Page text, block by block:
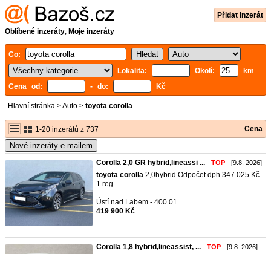
Přidat inzerát
Oblíbené inzeráty, Moje inzeráty
Co:
Lokalita:
Okolí:
km
Cena od:
- do: Kč
Hlavní stránka >Auto > toyota corolla
1-20 inzerátů z 737 Cena
Nové inzeráty e-mailem
Corolla 2,0 GR hybrid,lineassi ... - TOP - [9.8. 2026]
toyota corolla 2,0hybrid Odpočet dph 347 025 Kč
1.reg ...
Ústí nad Labem - 400 01
419 900 Kč
Corolla 1,8 hybrid,lineassist, ... - TOP - [9.8. 2026]